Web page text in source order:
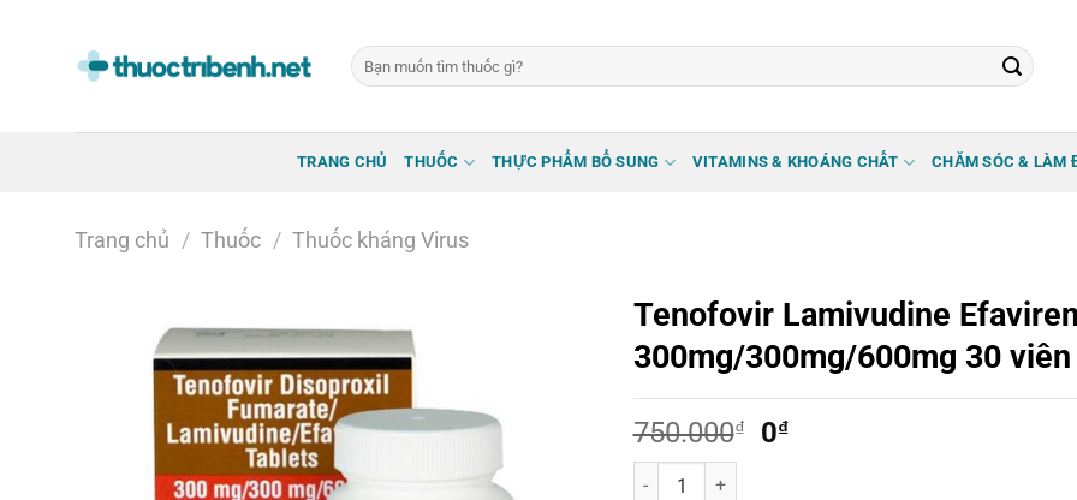
Tìm
kiếm:
TRANG CHỦ THUỐC THỰC PHẨM BỔ SUNG VITAMINS & KHOÁNG CHẤT CHĂM SÓC & LÀM
Trang chủ / Thuốc / Thuốc kháng Virus
Tenofovir Lamivudine
300mg/300mg/600mg 30 viên
750.000₫
Giá
0₫Giá
Tenofovir Lamivudine Efavirenz 300mg/300mg/600mg 30